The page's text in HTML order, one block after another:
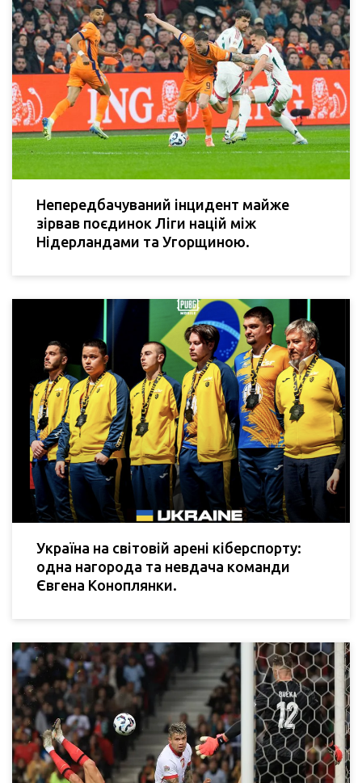
Непередбачуваний інцидент майже
зірвав поєдинок Ліги націй між
Нідерландами та Угорщиною.
Україна на світовій арені кіберспорту:
одна нагорода та невдача команди
Євгена Коноплянки.